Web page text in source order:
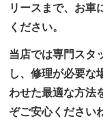
リースまで、お車
ください。
当店では専門スタ
し、修理が必要な
わせた最適な方法
ぞご安心ください